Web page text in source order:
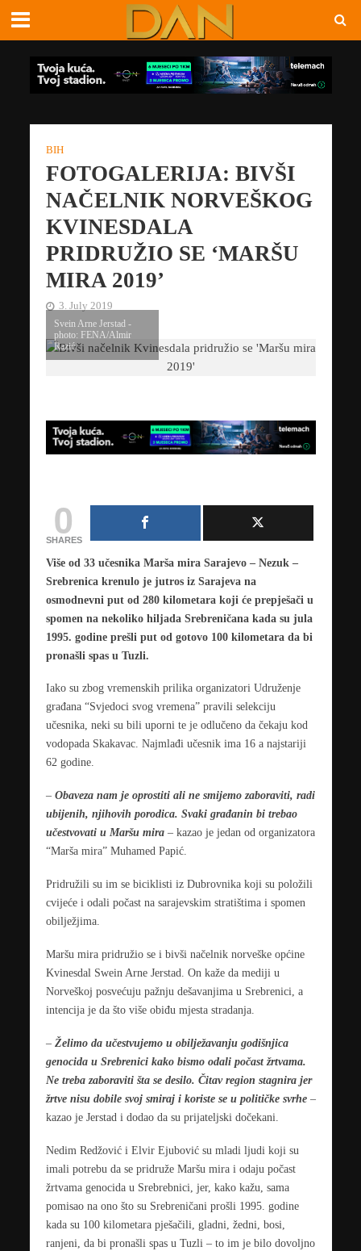
BIH
FOTOGALERIJA: BIVŠI
NAČELNIK NORVEŠKOG
KVINESDALA
PRIDRUŽIO SE ‘MARŠU
MIRA 2019’
3. July 2019
Svein Arne Jerstad -
photo: FENA/Almir
Razić
0
SHARES
Više od 33 učesnika Marša mira Sarajevo – Nezuk –
Srebrenica krenulo je jutros iz Sarajeva na
osmodnevni put od 280 kilometara koji će prepješači u
spomen na nekoliko hiljada Srebreničana kada su jula
1995. godine prešli put od gotovo 100 kilometara da bi
pronašli spas u Tuzli.
Iako su zbog vremenskih prilika organizatori Udruženje
građana “Svjedoci svog vremena” pravili selekciju
učesnika, neki su bili uporni te je odlučeno da čekaju kod
vodopada Skakavac. Najmlađi učesnik ima 16 a najstariji
62 godine.
– Obaveza nam je oprostiti ali ne smijemo zaboraviti, radi
ubijenih, njihovih porodica. Svaki građanin bi trebao
učestvovati u Maršu mira– kazao je jedan od organizatora
“Marša mira” Muhamed Papić.
Pridružili su im se biciklisti iz Dubrovnika koji su položili
cvijeće i odali počast na sarajevskim stratištima i spomen
obilježjima.
Maršu mira pridružio se i bivši načelnik norveške općine
Kvinesdal Swein Arne Jerstad. On kaže da mediji u
Norveškoj posvećuju pažnju dešavanjima u Srebrenici, a
intencija je da što više obiđu mjesta stradanja.
– Želimo da učestvujemo u obilježavanju godišnjica
genocida u Srebrenici kako bismo odali počast žrtvama.
Ne treba zaboraviti šta se desilo. Čitav region stagnira jer
žrtve nisu dobile svoj smiraj i koriste se u političke svrhe–
kazao je Jerstad i dodao da su prijateljski dočekani.
Nedim Redžović i Elvir Ejubović su mladi ljudi koji su
imali potrebu da se pridruže Maršu mira i odaju počast
žrtvama genocida u Srebrebnici, jer, kako kažu, sama
pomisao na ono što su Srebreničani prošli 1995. godine
kada su 100 kilometara pješačili, gladni, žedni, bosi,
ranjeni, da bi pronašli spas u Tuzli – to im je bilo dovoljno